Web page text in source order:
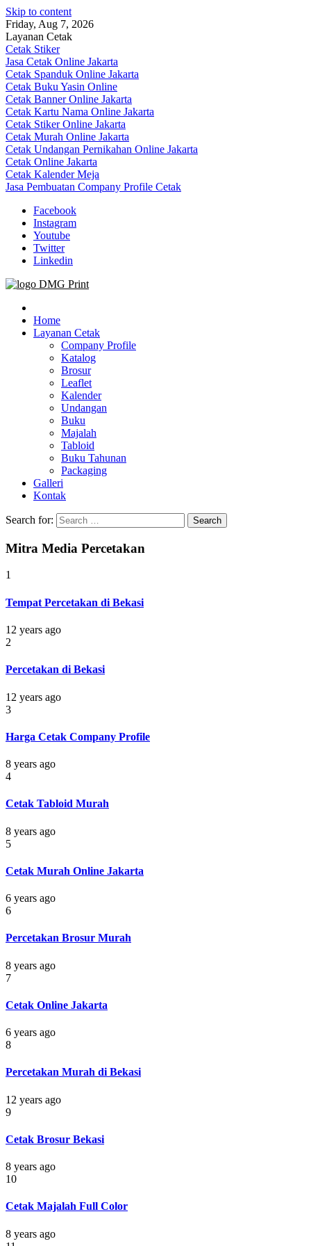
Skip to content
Friday, Aug 7, 2026
Layanan Cetak
Cetak Stiker
Jasa Cetak Online Jakarta
Cetak Spanduk Online Jakarta
Cetak Buku Yasin Online
Cetak Banner Online Jakarta
Cetak Kartu Nama Online Jakarta
Cetak Stiker Online Jakarta
Cetak Murah Online Jakarta
Cetak Undangan Pernikahan Online Jakarta
Cetak Online Jakarta
Cetak Kalender Meja
Jasa Pembuatan Company Profile Cetak
Facebook
Instagram
Youtube
Twitter
Linkedin
Jasa Cetak Online DMG Printing
Home
Layanan Cetak
Company Profile
Katalog
Brosur
Leaflet
Kalender
Undangan
Buku
Majalah
Tabloid
Buku Tahunan
Packaging
Galleri
Kontak
Search for:
Mitra Media Percetakan
1
Tempat Percetakan di Bekasi
12 years ago
2
Percetakan di Bekasi
12 years ago
3
Harga Cetak Company Profile
8 years ago
4
Cetak Tabloid Murah
8 years ago
5
Cetak Murah Online Jakarta
6 years ago
6
Percetakan Brosur Murah
8 years ago
7
Cetak Online Jakarta
6 years ago
8
Percetakan Murah di Bekasi
12 years ago
9
Cetak Brosur Bekasi
8 years ago
10
Cetak Majalah Full Color
8 years ago